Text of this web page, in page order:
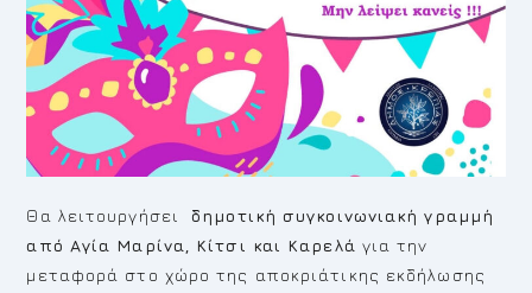
Θα λειτουργήσειδημοτική συγκοινωνιακή γραμμή
από Αγία Μαρίνα, Κίτσι και Καρελά για την
μεταφορά στο χώρο της αποκριάτικης εκδήλωσης